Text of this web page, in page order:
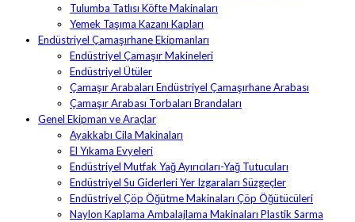
Tulumba Tatlısı Köfte Makinaları
Yemek Taşıma Kazanı Kapları
Endüstriyel Çamaşırhane Ekipmanları
Endüstriyel Çamaşır Makineleri
Endüstriyel Ütüler
Çamaşır Arabaları Endüstriyel Çamaşırhane Arabası
Çamaşır Arabası Torbaları Brandaları
Genel Ekipman ve Araçlar
Ayakkabı Cila Makinaları
El Yıkama Evyeleri
Endüstriyel Mutfak Yağ Ayırıcıları-Yağ Tutucuları
Endüstriyel Su Giderleri Yer Izgaraları Süzgeçler
Endüstriyel Çöp Öğütme Makinaları Çöp Öğütücüleri
Naylon Kaplama Ambalajlama Makinaları Plastik Sarma